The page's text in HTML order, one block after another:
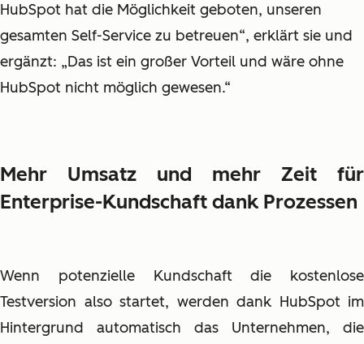
HubSpot hat die Möglichkeit geboten, unseren
gesamten Self-Service zu betreuen“, erklärt sie und
ergänzt: „Das ist ein großer Vorteil und wäre ohne
HubSpot nicht möglich gewesen.“
Mehr Umsatz und mehr Zeit für
Enterprise-Kundschaft dank Prozessen
Wenn potenzielle Kundschaft die kostenlose
Testversion also startet, werden dank HubSpot im
Hintergrund automatisch das Unternehmen, die